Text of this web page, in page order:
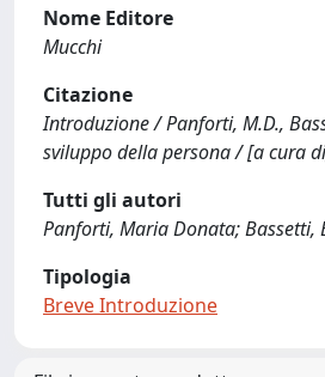
Nome Editore
Mucchi
Citazione
Introduzione / Panforti, M.D.,
sviluppo della persona / [a cura
Tutti gli autori
Panforti, Maria Donata; Bassetti,
Tipologia
Breve Introduzione